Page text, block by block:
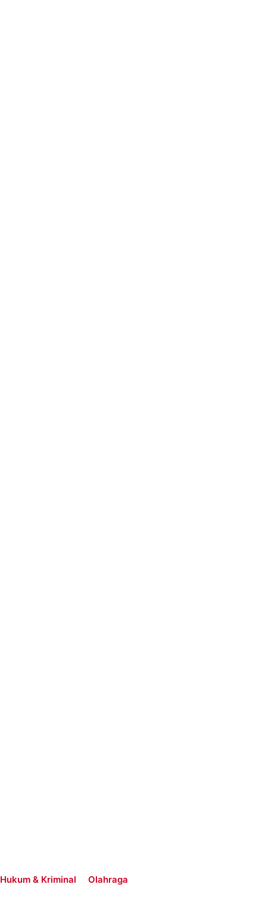
Hukum & Kriminal Olahraga